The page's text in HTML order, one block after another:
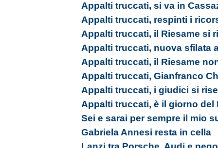
Appalti truccati, si va in
Appalti truccati, respinti i
Appalti truccati, il Riesame si
Appalti truccati, nuova sfilata
Appalti truccati, il Riesame
Appalti truccati, Gianfranco
Appalti truccati, i giudici si
Appalti truccati, è il giorno del
Sei e sarai per sempre il mio
Gabriela Annesi resta in cella